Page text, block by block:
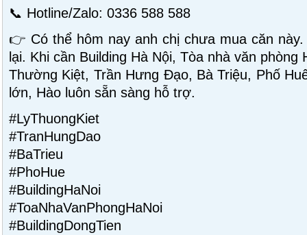
📞 Hotline/Zalo: 0336 588 588
👉 Có thể hôm nay anh chị chưa mua căn
lại. Khi cần Building Hà Nội, Tòa nhà văn phòng
Thường Kiệt, Trần Hưng Đạo, Bà Triệu, Phố
lớn, Hào luôn sẵn sàng hỗ trợ.
#LyThuongKiet
#TranHungDao
#BaTrieu
#PhoHue
#BuildingHaNoi
#ToaNhaVanPhongHaNoi
#BuildingDongTien